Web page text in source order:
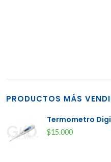
PRODUCTOS MÁS
Termometro
$15.000